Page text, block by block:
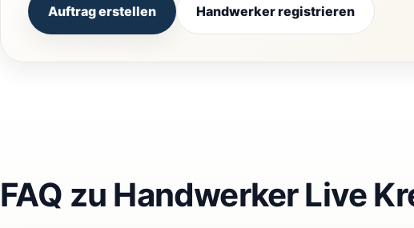
Auftrag erstellen Handwerker registrieren
FAQ zu Handwerker Live